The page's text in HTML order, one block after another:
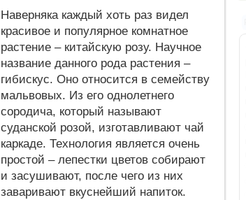
Наверняка каждый хоть раз видел
красивое и популярное комнатное
растение – китайскую розу. Научное
название данного рода растения –
гибискус. Оно относится в семейству
мальвовых. Из его однолетнего
сородича, который называют
суданской розой, изготавливают чай
каркаде. Технология является очень
простой – лепестки цветов собирают
и засушивают, после чего из них
заваривают вкуснейший напиток.